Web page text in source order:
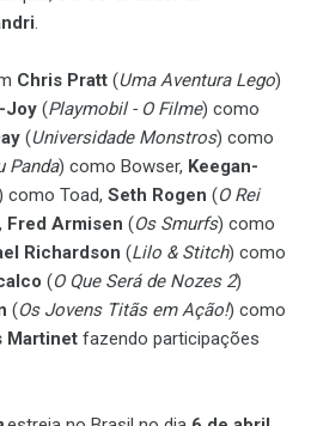
.
Chris Pratt (Uma Aventura Lego)
Joy (Playmobil - O Filme) como
(Universidade Monstros) como
Panda) como Bowser, Keegan-
como Toad, Seth Rogen (O Rei
Fred Armisen (Os Smurfs) como
Richardson (Lilo & Stitch) como
(O Que Será de Nozes 2)
(Os Jovens Titãs em Ação!) como
Martinet fazendo participações